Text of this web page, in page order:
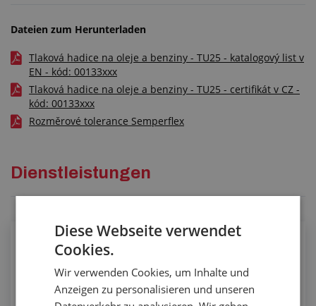
Dateien zum Herunterladen
Tlaková hadice na oleje a benziny - TU25 - katalogový list v
EN - kód: 00133xxx
Tlaková hadice na oleje a benziny - TU25 - certifikát v CZ -
kód: 00133xxx
Rozměrové tolerance Semperflex
Dienstleistungen
Ablängen von Schläuchen an der
Diese Webseite verwendet
Cookies.
Wir verwenden Cookies, um Inhalte und
Anzeigen zu personalisieren und unseren